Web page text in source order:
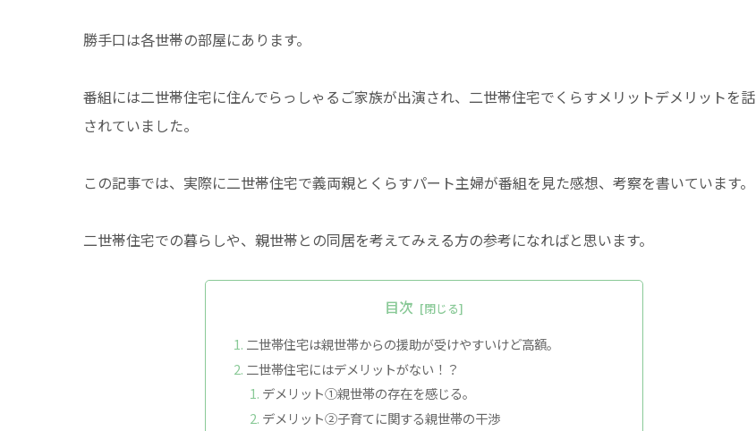
勝手口は各世帯の部屋にあります。
番組には二世帯住宅に住んでらっしゃるご家族が出演され、二世帯住宅でくらすメリットデメリットを話
されていました。
この記事では、実際に二世帯住宅で義両親とくらすパート主婦が番組を見た感想、考察を書いています。
二世帯住宅での暮らしや、親世帯との同居を考えてみえる方の参考になればと思います。
目次
二世帯住宅は親世帯からの援助が受けやすいけど高額。
二世帯住宅にはデメリットがない！？
デメリット①親世帯の存在を感じる。
デメリット②子育てに関する親世帯の干渉